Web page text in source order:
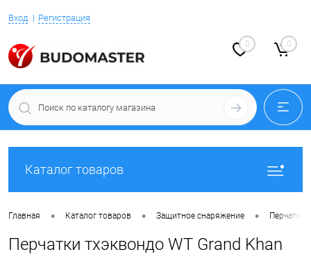
Вход Регистрация
0 0
Каталог товаров
Главная • Каталог товаров • Защитное снаряжение • Перчатки
Перчатки тхэквондо WT Grand Khan